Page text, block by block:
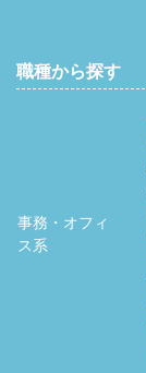
職種から探す
事務・オフィ
ス系